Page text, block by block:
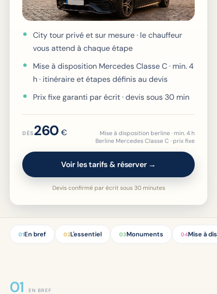
City tour privé et sur mesure · le chauffeur
vous attend à chaque étape
Mise à disposition Mercedes Classe C · min. 4
h · itinéraire et étapes définis au devis
Prix fixe garanti par écrit · devis sous 30 min
DÈS 260 €
Mise à disposition berline · min. 4 h
Berline Mercedes Classe C · prix fixe
Voir les tarifs & réserver →
Devis confirmé par écrit sous 30 minutes
01En bref 02L'essentiel 03Monuments 04Mise à
EN BREF